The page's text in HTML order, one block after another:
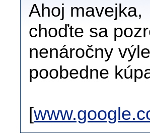
Ahoj mavejka,
choďte sa
nenáročny
poobedne
[